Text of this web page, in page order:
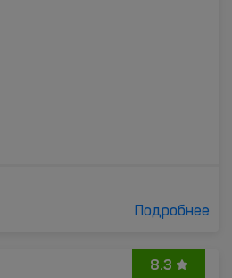
Подробнее
8.3